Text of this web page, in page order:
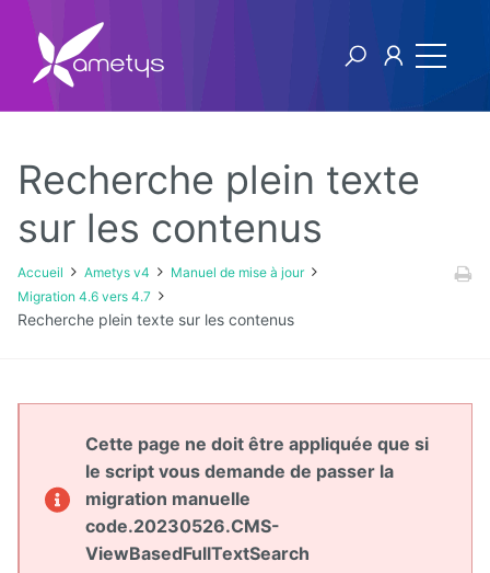
Ametys v4
Licence
Manuel
d'installation
d'exploitation
Manuel
d'administration
Manuel de
Recherche plein texte
sur les contenus
Accueil Ametys v4
Manuel de mise à jour
Migration 4.6 vers 4.7
Recherche plein texte sur les contenus
Cette page ne doit être appliquée que si
le script vous demande de passer la
migration manuelle
code.20230526.CMS-
ViewBasedFullTextSearch